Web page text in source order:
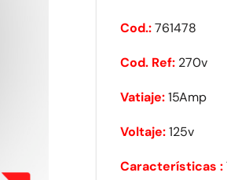
Cod.:761478
Cod. Ref: 270v
Vatiaje:15Amp
Voltaje:125v
Características :